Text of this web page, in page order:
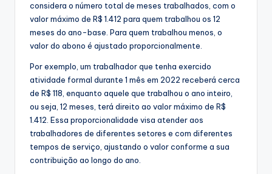
considera o número total de meses trabalhados, com o
valor máximo de R$ 1.412 para quem trabalhou os 12
meses do ano-base. Para quem trabalhou menos, o
valor do abono é ajustado proporcionalmente.
Por exemplo, um trabalhador que tenha exercido
atividade formal durante 1 mês em 2022 receberá cerca
de R$ 118, enquanto aquele que trabalhou o ano inteiro,
ou seja, 12 meses, terá direito ao valor máximo de R$
1.412. Essa proporcionalidade visa atender aos
trabalhadores de diferentes setores e com diferentes
tempos de serviço, ajustando o valor conforme a sua
contribuição ao longo do ano.